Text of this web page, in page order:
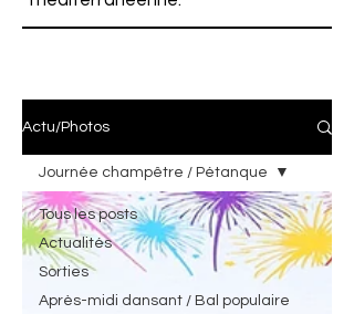
Actu/Photos
Tous les posts
Actualités
Sorties
Après-midi dansant / Bal populaire
Journée champêtre / Pétanque